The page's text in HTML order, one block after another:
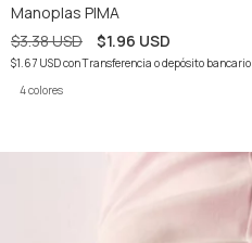
Manoplas PIMA
$3.38 USD
$1.96 USD
$1.67 USDconTransferencia o depósito bancario
4 colores